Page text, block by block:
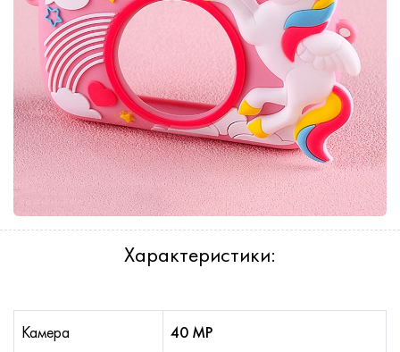
Характеристики:
Камера 40 MP